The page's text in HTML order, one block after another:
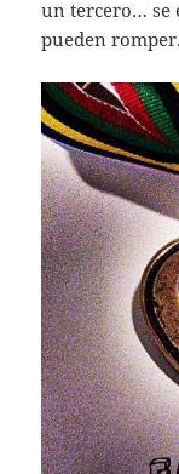
un tercero… se
pueden